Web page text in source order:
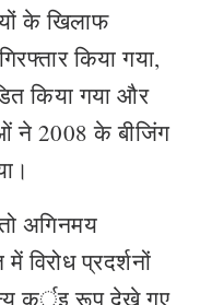
के खिलाफ
किया गया,
किया गया और
ने 2008 के बीजिंग
अगिनमय
विरोध प्रदर्शनों
कर्इ रूप देखे गए